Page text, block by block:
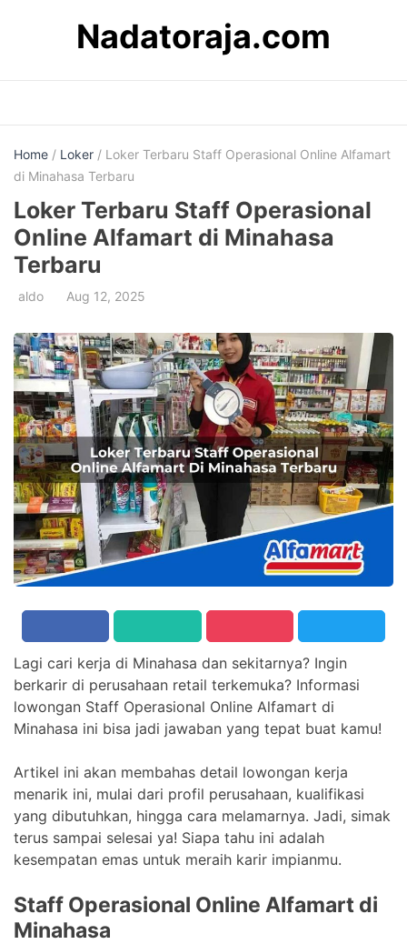
Nadatoraja.com
Home / Loker / Loker Terbaru Staff Operasional Online Alfamart
di Minahasa Terbaru
Loker Terbaru Staff Operasional
Online Alfamart di Minahasa
Terbaru
aldo Aug 12, 2025
Lagi cari kerja di Minahasa dan sekitarnya? Ingin
berkarir di perusahaan retail terkemuka? Informasi
lowongan Staff Operasional Online Alfamart di
Minahasa ini bisa jadi jawaban yang tepat buat kamu!
Artikel ini akan membahas detail lowongan kerja
menarik ini, mulai dari profil perusahaan, kualifikasi
yang dibutuhkan, hingga cara melamarnya. Jadi, simak
terus sampai selesai ya! Siapa tahu ini adalah
kesempatan emas untuk meraih karir impianmu.
Staff Operasional Online Alfamart di
Minahasa